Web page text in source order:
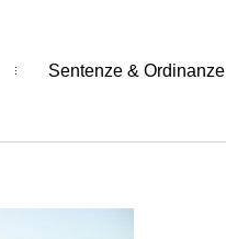
Sentenze & Ordinanze